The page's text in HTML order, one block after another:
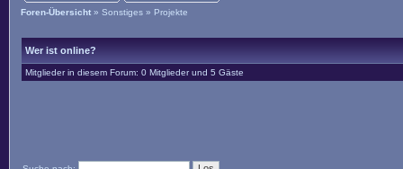
Foren-Übersicht » Sonstiges » Projekte
Wer ist online?
Mitglieder in diesem Forum: 0 Mitglieder und 5 Gäste